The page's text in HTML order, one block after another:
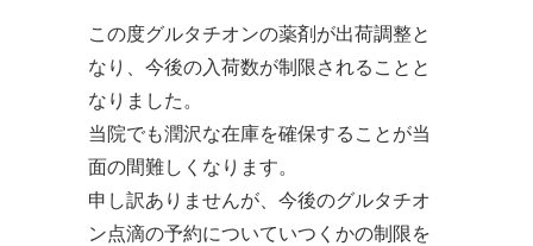
この度グルタチオンの薬剤が出荷調整と
なり、今後の入荷数が制限されることと
なりました。
当院でも潤沢な在庫を確保することが当
面の間難しくなります。
申し訳ありませんが、今後のグルタチオ
ン点滴の予約についていつくかの制限を